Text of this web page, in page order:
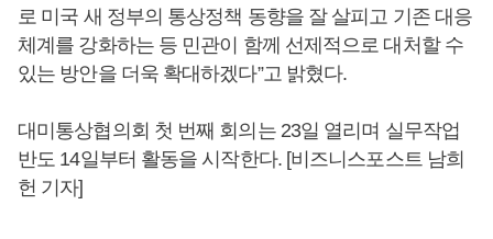
로 미국 새 정부의 통상정책 동향을 잘 살피고 기존 대응
체계를 강화하는 등 민관이 함께 선제적으로 대처할 수
있는 방안을 더욱 확대하겠다”고 밝혔다.
대미통상협의회 첫 번째 회의는 23일 열리며 실무작업
반도 14일부터 활동을 시작한다. [비즈니스포스트 남희
헌 기자]